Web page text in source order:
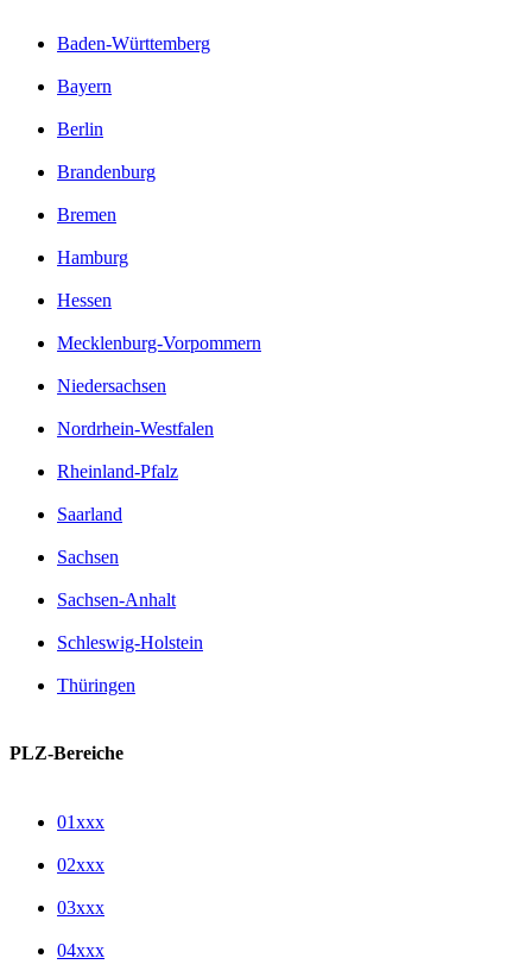
Baden-Württemberg
Bayern
Berlin
Brandenburg
Bremen
Hamburg
Hessen
Mecklenburg-Vorpommern
Niedersachsen
Nordrhein-Westfalen
Rheinland-Pfalz
Saarland
Sachsen
Sachsen-Anhalt
Schleswig-Holstein
Thüringen
PLZ-Bereiche
01xxx
02xxx
03xxx
04xxx